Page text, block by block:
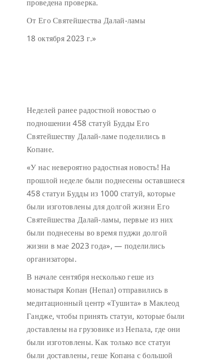
проведена проверка.
От Его Святейшества Далай-ламы
18 октября 2023 г.»
Неделей ранее радостной новостью о
подношении 458 статуй Будды Его
Святейшеству Далай-ламе поделились в
Копане.
«У нас невероятно радостная новость! На
прошлой неделе были поднесены оставшиеся
458 статуи Будды из 1000 статуй, которые
были изготовлены для долгой жизни Его
Святейшества Далай-ламы, первые из них
были поднесены во время пуджи долгой
жизни в мае 2023 года», — поделились
организаторы.
В начале сентября несколько геше из
монастыря Копан (Непал) отправились в
медитационный центр «Тушита» в Маклеод
Гандже, чтобы принять статуи, которые были
доставлены на грузовике из Непала, где они
были изготовлены. Как только все статуи
были доставлены, геше Копана с большой